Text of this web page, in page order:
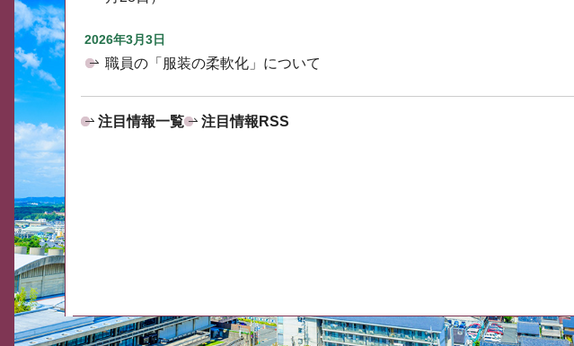
2026年3月3日
職員の「服装の柔軟化」について
注目情報一覧 注目情報RSS